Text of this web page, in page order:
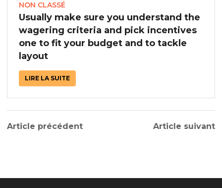
NON CLASSÉ
Usually make sure you understand the
wagering criteria and pick incentives
one to fit your budget and to tackle
layout
LIRE LA SUITE
Article précédent Article suivant